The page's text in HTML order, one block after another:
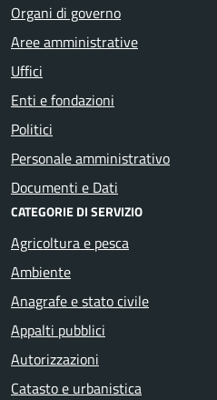
Organi di governo
Aree amministrative
Uffici
Enti e fondazioni
Politici
Personale amministrativo
Documenti e Dati
CATEGORIE DI SERVIZIO
Agricoltura e pesca
Ambiente
Anagrafe e stato civile
Appalti pubblici
Autorizzazioni
Catasto e urbanistica